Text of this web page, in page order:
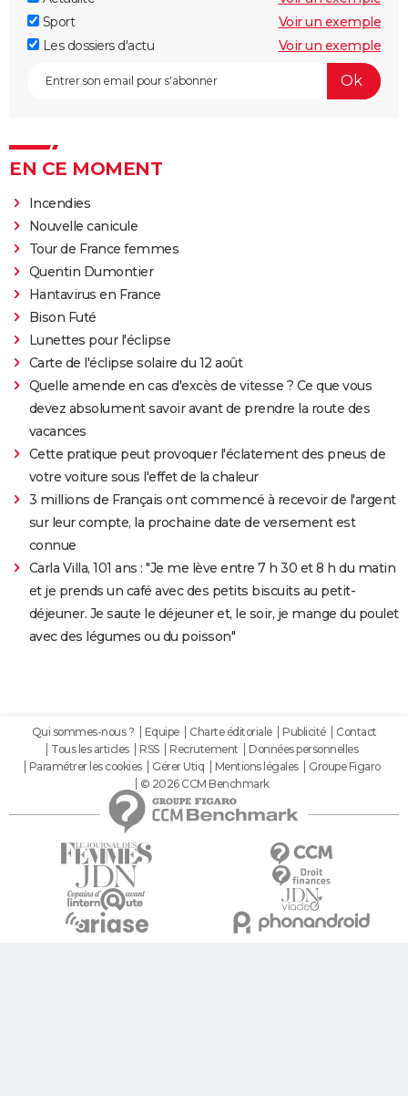
Sport
Voir un exemple
Les dossiers d'actu
Voir un exemple
EN CE MOMENT
Incendies
Nouvelle canicule
Tour de France femmes
Quentin Dumontier
Hantavirus en France
Bison Futé
Lunettes pour l'éclipse
Carte de l'éclipse solaire du 12 août
Quelle amende en cas d'excès de vitesse ? Ce que vous
devez absolument savoir avant de prendre la route des
vacances
Cette pratique peut provoquer l'éclatement des pneus de
votre voiture sous l'effet de la chaleur
3 millions de Français ont commencé à recevoir de l'argent
sur leur compte, la prochaine date de versement est
connue
Carla Villa, 101 ans : "Je me lève entre 7 h 30 et 8 h du matin
et je prends un café avec des petits biscuits au petit-
déjeuner. Je saute le déjeuner et, le soir, je mange du poulet
avec des légumes ou du poisson"
Qui sommes-nous ? Equipe Charte éditoriale Publicité
Contact
Tous les articles
RSS Recrutement
Données personnelles
Paramétrer les cookies
Gérer Utiq Mentions légales
Groupe Figaro
© 2026 CCM Benchmark